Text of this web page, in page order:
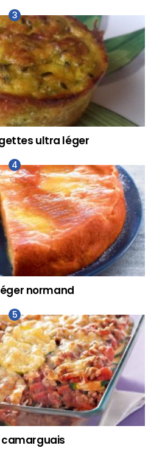
ultra léger
normand
camarguais